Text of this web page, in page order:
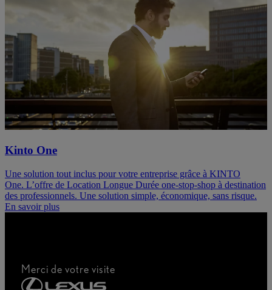
Kinto One
Une solution tout inclus pour votre entreprise grâce à KINTO
One. L’offre de Location Longue Durée one-stop-shop à destination
des professionnels. Une solution simple, économique, sans risque.
En savoir plus
Merci de votre visite